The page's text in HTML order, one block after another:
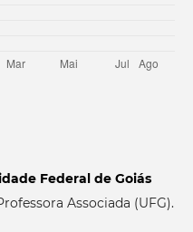
Federal de Goiás
Associada (UFG).